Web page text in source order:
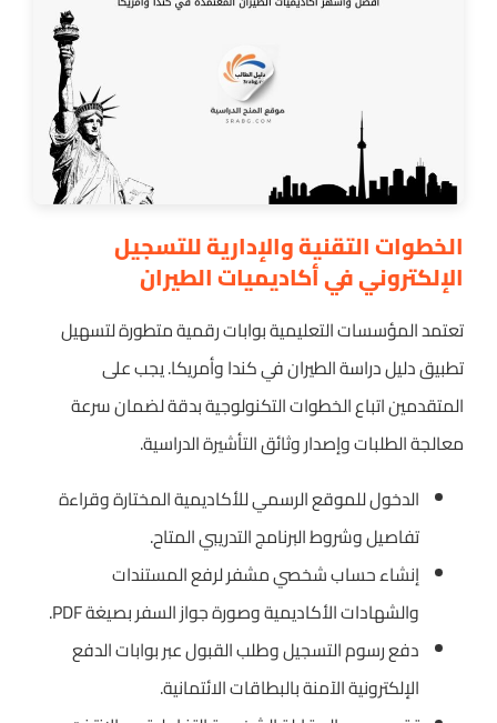
الخطوات التقنية والإدارية للتسجيل
الإلكتروني في أكاديميات الطيران
تعتمد المؤسسات التعليمية بوابات رقمية متطورة لتسهيل
تطبيق دليل دراسة الطيران في كندا وأمريكا. يجب على
المتقدمين اتباع الخطوات التكنولوجية بدقة لضمان سرعة
معالجة الطلبات وإصدار وثائق التأشيرة الدراسية.
الدخول للموقع الرسمي للأكاديمية المختارة وقراءة
تفاصيل وشروط البرنامج التدريبي المتاح.
إنشاء حساب شخصي مشفر لرفع المستندات
والشهادات الأكاديمية وصورة جواز السفر بصيغة PDF.
دفع رسوم التسجيل وطلب القبول عبر بوابات الدفع
الإلكترونية الآمنة بالبطاقات الائتمانية.